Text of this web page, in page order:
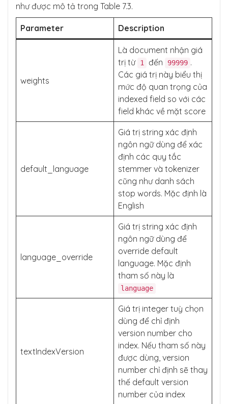
như được mô tả trong Table 7.3.
Parameter Description
weights
Là document nhận giá
trị từ 1 đến 99999 .
Các giá trị này biểu thị
mức độ quan trọng của
indexed field so với các
field khác về mặt score
default_language
Giá trị string xác định
ngôn ngữ dùng để xác
định các quy tắc
stemmer và tokenizer
cũng như danh sách
stop words. Mặc định là
English
language_override
Giá trị string xác định
ngôn ngữ dùng để
override default
language. Mặc định
tham số này là
language
textIndexVersion
Giá trị integer tuỳ chọn
dùng để chỉ định
version number cho
index. Nếu tham số này
được dùng, version
number chỉ định sẽ thay
thế default version
number của index